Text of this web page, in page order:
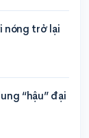
nóng trở lại
“hậu” đại